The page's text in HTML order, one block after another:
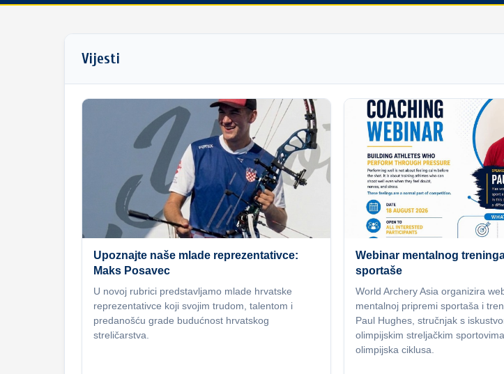
Vijesti
Upoznajte naše mlade reprezentativce:
Maks Posavec
U novoj rubrici predstavljamo mlade hrvatske
reprezentativce koji svojim trudom, talentom i
predanošću grade budućnost hrvatskog
streličarstva.
Webinar mentalnog
sportaše
World Archery Asia organizira
mentalnoj pripremi sportaša i
Paul Hughes, stručnjak s
olimpijskim streljačkim
olimpijska ciklusa.